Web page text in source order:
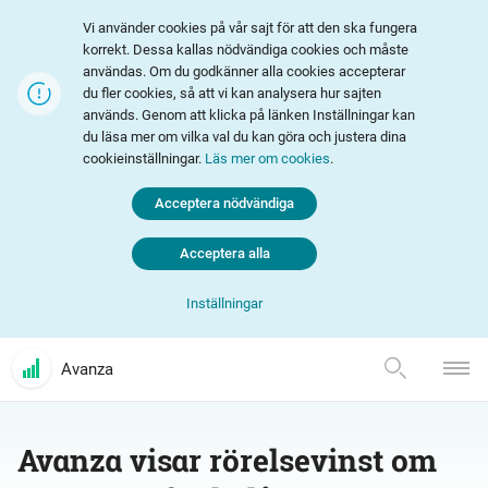
Vi använder cookies på vår sajt för att den ska fungera
korrekt. Dessa kallas nödvändiga cookies och måste
användas. Om du godkänner alla cookies accepterar
du fler cookies, så att vi kan analysera hur sajten
används. Genom att klicka på länken Inställningar kan
du läsa mer om vilka val du kan göra och justera dina
cookieinställningar. Läs mer om cookies.
Inställningar
Acceptera nödvändiga
Acceptera alla
Avanza
Avanza visar rörelsevinst om